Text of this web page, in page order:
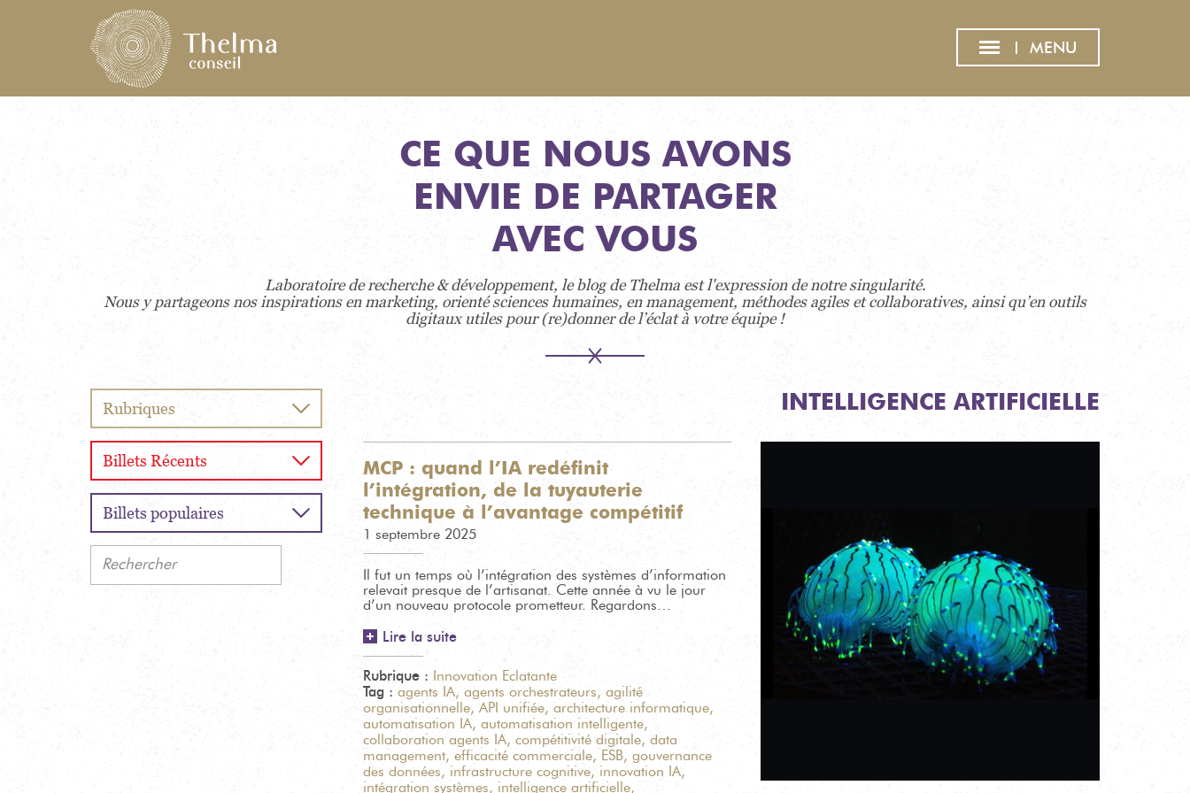
MENU
CE QUE NOUS AVONS
ENVIE DE PARTAGER
AVEC VOUS
Laboratoire de recherche & développement, le blog de Thelma est l'expression de notre singularité.
Nous y partageons nos inspirations en marketing, orienté sciences humaines, en management, méthodes agiles et collaboratives, ainsi qu’en outils
digitaux utiles pour (re)donner de l’éclat à votre équipe !
Rubriques
Billets Récents
Billets populaires
Rechercher
INTELLIGENCE ARTIFICIELLE
MCP : quand l’IA redéfinit
l’intégration, de la tuyauterie
technique à l’avantage compétitif
1 septembre 2025
Il fut un temps où l’intégration des systèmes d’information
relevait presque de l’artisanat. Cette année à vu le jour
d’un nouveau protocole prometteur. Regardons…
Lire la suite
Rubrique : Innovation Eclatante
Tag : agents IA, agents orchestrateurs, agilité
organisationnelle, API unifiée, architecture informatique,
automatisation IA, automatisation intelligente,
collaboration agents IA, compétitivité digitale, data
management, efficacité commerciale, ESB, gouvernance
des données, infrastructure cognitive, innovation IA,
intégration systèmes, intelligence artificielle,